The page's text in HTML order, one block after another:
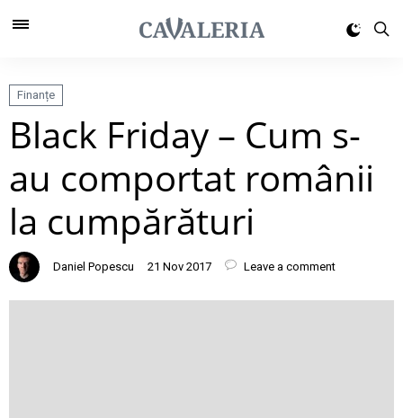
Finanțe
Black Friday – Cum s-
au comportat românii
la cumpărături
Daniel Popescu 21 Nov 2017 Leave a comment